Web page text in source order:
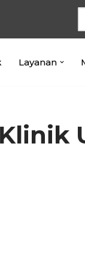
Layanan